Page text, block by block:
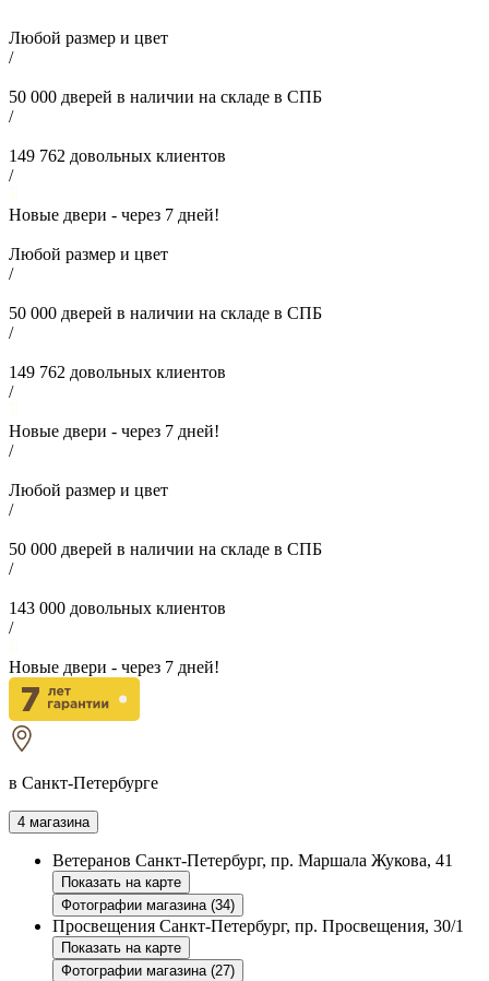
Любой размер и цвет
/
50 000 дверей в наличии на складе в СПБ
/
149 762 довольных клиентов
/
Новые двери - через 7 дней!
Любой размер и цвет
/
50 000 дверей в наличии на складе в СПБ
/
149 762 довольных клиентов
/
Новые двери - через 7 дней!
/
Любой размер и цвет
/
50 000 дверей в наличии на складе в СПБ
/
143 000 довольных клиентов
/
Новые двери - через 7 дней!
в Санкт-Петербурге
4 магазина
Ветеранов Санкт-Петербург, пр. Маршала Жукова, 41
Показать на карте
Фотографии магазина (34)
Просвещения Санкт-Петербург, пр. Просвещения, 30/1
Показать на карте
Фотографии магазина (27)